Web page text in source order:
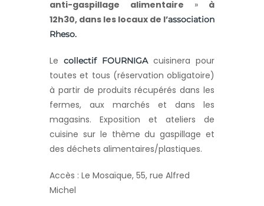
anti-gaspillage alimentaire » à
12h30, dans les locaux de l’association
Rheso.
Le collectif FOURNIGAcuisinera pour
toutes et tous (réservation obligatoire)
à partir de produits récupérés dans les
fermes, aux marchés et dans les
magasins. Exposition et ateliers de
cuisine sur le thème du gaspillage et
des déchets alimentaires/plastiques.
Accès : Le Mosaïque, 55, rue Alfred
Michel